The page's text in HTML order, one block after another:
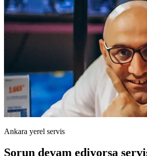
Ankara yerel servis
Sorun devam ediyorsa